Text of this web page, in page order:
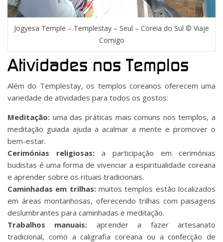
Jogyesa Temple – Templestay – Seul – Coreia do Sul © Viaje
Comigo
Atividades nos Templos
Além do Templestay, os templos coreanos oferecem uma
variedade de atividades para todos os gostos:
Meditação: uma das práticas mais comuns nos templos, a
meditação guiada ajuda a acalmar a mente e promover o
bem-estar.
Cerimónias religiosas: a participação em cerimónias
budistas é uma forma de vivenciar a espiritualidade coreana
e aprender sobre os rituais tradicionais.
Caminhadas em trilhas:muitos templos estão localizados
em áreas montanhosas, oferecendo trilhas com paisagens
deslumbrantes para caminhadas e meditação.
Trabalhos manuais: aprender a fazer artesanato
tradicional, como a caligrafia coreana ou a confecção de